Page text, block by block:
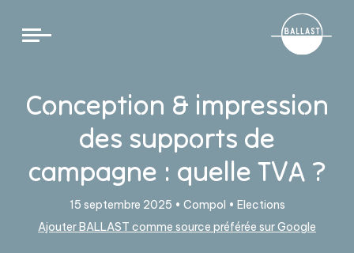
Conception & impression
des supports de
campagne : quelle TVA ?
15 septembre 2025 • Compol • Elections
Ajouter BALLAST comme source préférée sur Google